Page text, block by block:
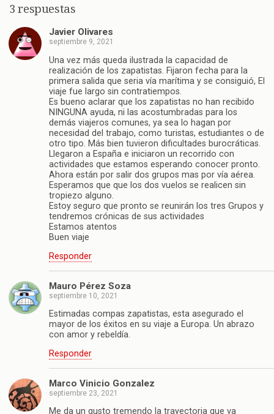
3 respuestas
Javier Olivares
septiembre 9, 2021
Una vez más queda ilustrada la capacidad de
realización de los zapatistas. Fijaron fecha para la
primera salida que seria vía marítima y se consiguió, El
viaje fue largo sin contratiempos.
Es bueno aclarar que los zapatistas no han recibido
NINGUNA ayuda, ni las acostumbradas para los
demás viajeros comunes, ya sea lo hagan por
necesidad del trabajo, como turistas, estudiantes o de
otro tipo. Más bien tuvieron dificultades burocráticas.
Llegaron a España e iniciaron un recorrido con
actividades que estamos esperando conocer pronto.
Ahora están por salir dos grupos mas por vía aérea.
Esperamos que que los dos vuelos se realicen sin
tropiezo alguno.
Estoy seguro que pronto se reunirán los tres Grupos y
tendremos crónicas de sus actividades
Estamos atentos
Buen viaje
Responder
Mauro Pérez Soza
septiembre 10, 2021
Estimadas compas zapatistas, esta asegurado el
mayor de los éxitos en su viaje a Europa. Un abrazo
con amor y rebeldía.
Responder
Marco Vinicio Gonzalez
septiembre 23, 2021
Me da un gusto tremendo la trayectoria que va